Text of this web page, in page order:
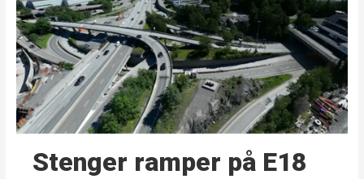
Stenger ramper på E18